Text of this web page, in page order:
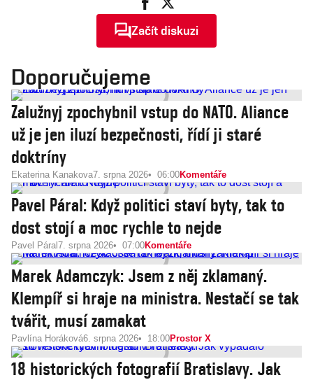
Začít diskuzi
Doporučujeme
Zalužnyj zpochybnil vstup do NATO. Aliance
už je jen iluzí bezpečnosti, řídí ji staré
doktríny
Ekaterina Kanakova7. srpna 2026 06:00Komentáře
Pavel Páral: Když politici staví byty, tak to
dost stojí a moc rychle to nejde
Pavel Páral 7. srpna 2026 07:00Komentáře
Marek Adamczyk: Jsem z něj zklamaný.
Klempíř si hraje na ministra. Nestačí se tak
tvářit, musí zamakat
Pavlína Horáková6. srpna 2026 18:00Prostor X
18 historických fotografií Bratislavy. Jak